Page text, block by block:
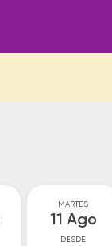
MARTES
11 Ago
DESDE